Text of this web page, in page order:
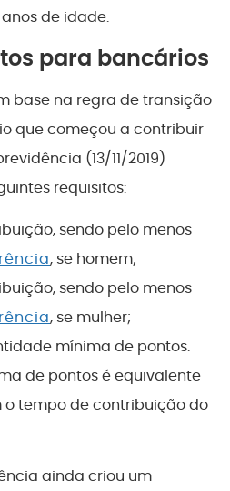
de idade.
para bancários
base na regra de transição
que começou a contribuir
(13/11/2019)
requisitos:
sendo pelo menos
, se homem;
sendo pelo menos
, se mulher;
mínima de pontos.
de pontos é equivalente
tempo de contribuição do
ainda criou um